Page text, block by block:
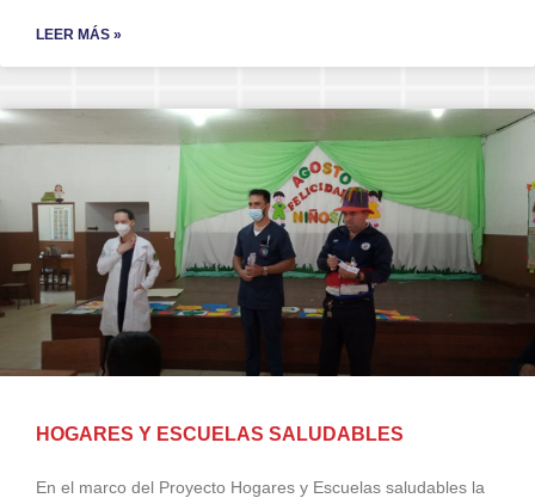
LEER MÁS »
HOGARES Y ESCUELAS SALUDABLES
En el marco del Proyecto Hogares y Escuelas saludables la